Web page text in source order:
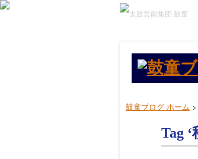
鼓童ブログ ホーム >
Tag ‘